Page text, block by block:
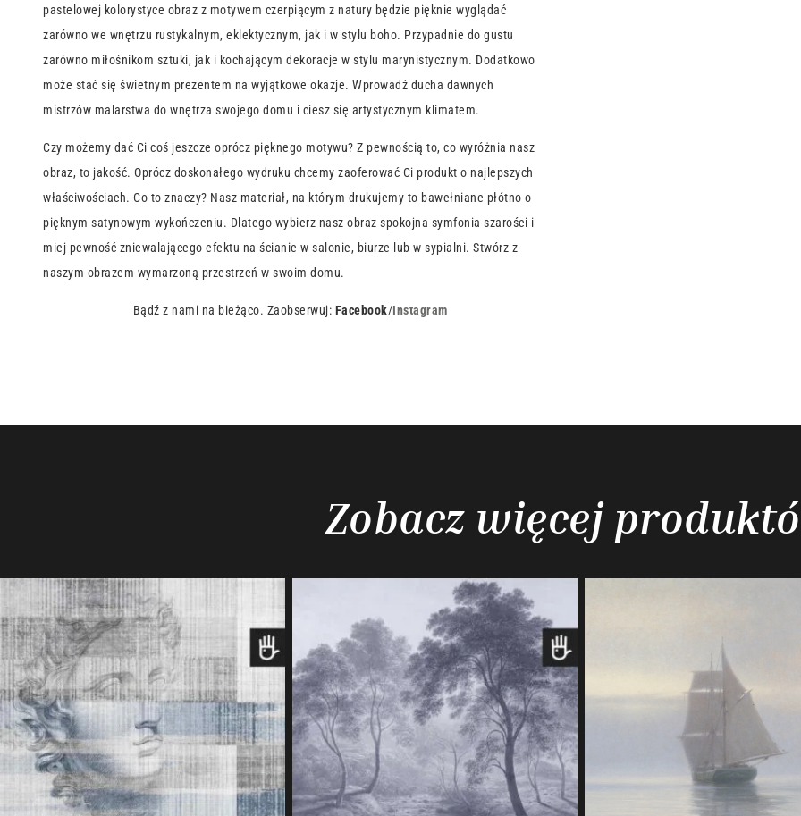
pastelowej kolorystyce obraz z motywem czerpiącym z natury będzie pięknie wyglądać
zarówno we wnętrzu rustykalnym, eklektycznym, jak i w stylu boho. Przypadnie do gustu
zarówno miłośnikom sztuki, jak i kochającym dekoracje w stylu marynistycznym. Dodatkowo
może stać się świetnym prezentem na wyjątkowe okazje. Wprowadź ducha dawnych
mistrzów malarstwa do wnętrza swojego domu i ciesz się artystycznym klimatem.
Czy możemy dać Ci coś jeszcze oprócz pięknego motywu? Z pewnością to, co wyróżnia nasz
obraz, to jakość. Oprócz doskonałego wydruku chcemy zaoferować Ci produkt o najlepszych
właściwościach. Co to znaczy? Nasz materiał, na którym drukujemy to bawełniane płótno o
pięknym satynowym wykończeniu. Dlatego wybierz nasz obraz spokojna symfonia szarości i
miej pewność zniewalającego efektu na ścianie w salonie, biurze lub w sypialni. Stwórz z
naszym obrazem wymarzoną przestrzeń w swoim domu.
Bądź z nami na bieżąco. Zaobserwuj: Facebook/Instagram
Zobacz więcej